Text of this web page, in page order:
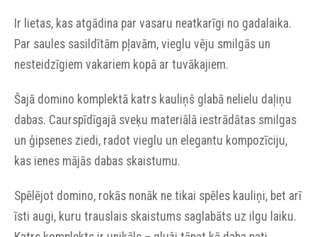
Ir lietas, kas atgādina par vasaru neatkarīgi no gadalaika.
Par saules sasildītām pļavām, vieglu vēju smilgās un
nesteidzīgiem vakariem kopā ar tuvākajiem.
Šajā domino komplektā katrs kauliņš glabā nelielu daļiņu
dabas. Caurspīdīgajā sveķu materiālā iestrādātas smilgas
un ģipsenes ziedi, radot vieglu un elegantu kompozīciju,
kas ienes mājās dabas skaistumu.
Spēlējot domino, rokās nonāk ne tikai spēles kauliņi, bet arī
īsti augi, kuru trauslais skaistums saglabāts uz ilgu laiku.